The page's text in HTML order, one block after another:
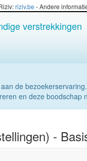
riziv.be - Andere
verstrekkingen
de
en deze boodschap
-